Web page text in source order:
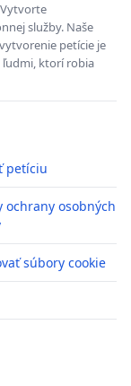
služby. Naše
petície je
ľudmi, ktorí robia
petíciu
ochrany osobných
súbory cookie